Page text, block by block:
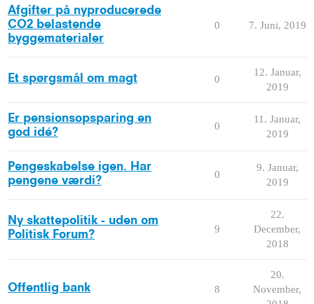
Afgifter på nyproducerede
CO2 belastende
byggematerialer
0 7. Juni, 2019
Et spørgsmål om magt 0
12. Januar,
2019
Er pensionsopsparing en
god idé?
0
11. Januar,
2019
Pengeskabelse igen. Har
pengene værdi?
0
9. Januar,
2019
Ny skattepolitik - uden om
Politisk Forum?
9
22.
December,
2018
Offentlig bank 8
20.
November,